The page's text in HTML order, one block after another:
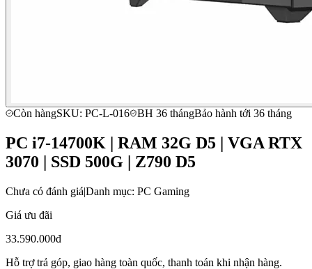
Còn hàngSKU: PC-L-016 BH 36 thángBảo hành tới 36 tháng
PC i7-14700K | RAM 32G D5 | VGA RTX
3070 | SSD 500G | Z790 D5
Chưa có đánh giá|Danh mục: PC Gaming
Giá ưu đãi
33.590.000đ
Hỗ trợ trả góp, giao hàng toàn quốc, thanh toán khi nhận hàng.